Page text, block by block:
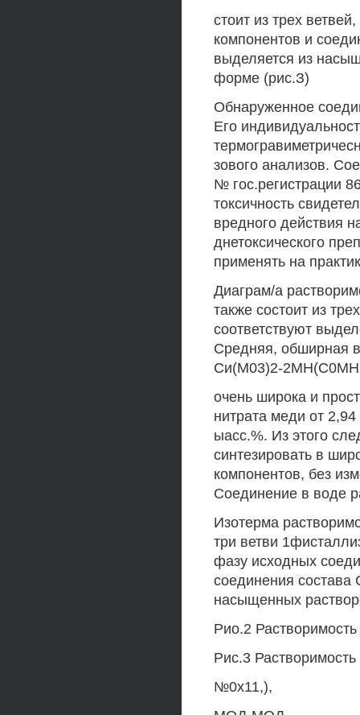
стоит из трех
компонентов и
выделяется из
форме (рис.З)
Обнаруженное
Его
зового анализов.
№ гос.регистрации
токсичность
вредного действия
днетоксического
применять на
Диаграм/а
также состоит из
соответствуют
Средняя, обширная
Си(М03)2-
очень широка и
нитрата меди от
ыасс.%. Из этого
синтезировать в
компонентов, без
Соединение в воде
Изотерма
три ветви
фазу исходных
соединения состава
насыщенных
Рио.2
Рис.3
№0x11,),